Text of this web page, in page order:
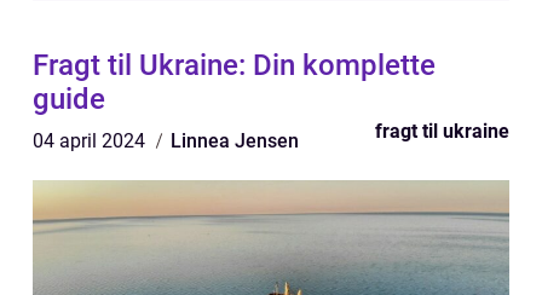
Fragt til Ukraine: Din komplette
guide
04 april 2024 Linnea Jensen fragt til ukraine